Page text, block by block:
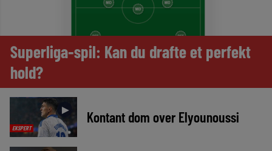
Superliga-spil: Kan du drafte et perfekt
hold?
EKSPERT
► Kontant dom over Elyounoussi